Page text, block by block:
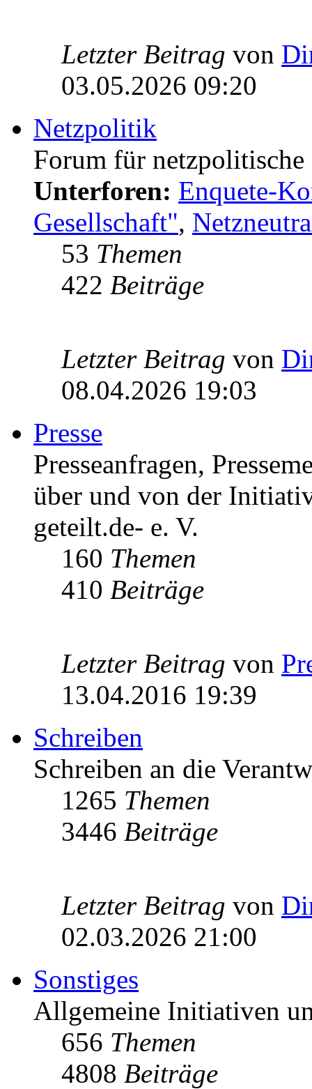
Letzter Beitrag von
03.05.2026 09:20
Netzpolitik
Forum für
Unterforen: Enquete-
Gesellschaft",
53 Themen
422 Beiträge
Letzter Beitrag von
08.04.2026 19:03
Presse
Presseanfragen,
über und von der
geteilt.de- e. V.
160 Themen
410 Beiträge
Letzter Beitrag von
13.04.2016 19:39
Schreiben
Schreiben an die
1265 Themen
3446 Beiträge
Letzter Beitrag von
02.03.2026 21:00
Sonstiges
Allgemeine Initiativen
656 Themen
4808 Beiträge